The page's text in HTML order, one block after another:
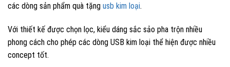
các dòng sản phẩm quà tặng usb kim loại.
Với thiết kế được chọn lọc, kiểu dáng sắc sảo pha trộn nhiều
phong cách cho phép các dòng USB kim loại thể hiện được nhiều
concept tốt.